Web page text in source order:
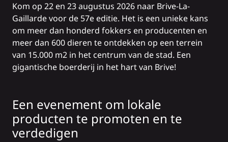
Kom op 22 en 23 augustus 2026 naar Brive-La-
Gaillarde voor de 57e editie. Het is een unieke kans
om meer dan honderd fokkers en producenten en
meer dan 600 dieren te ontdekken op een terrein
van 15.000 m2 in het centrum van de stad. Een
gigantische boerderij in het hart van Brive!
Een evenement om lokale
producten te promoten en te
verdedigen